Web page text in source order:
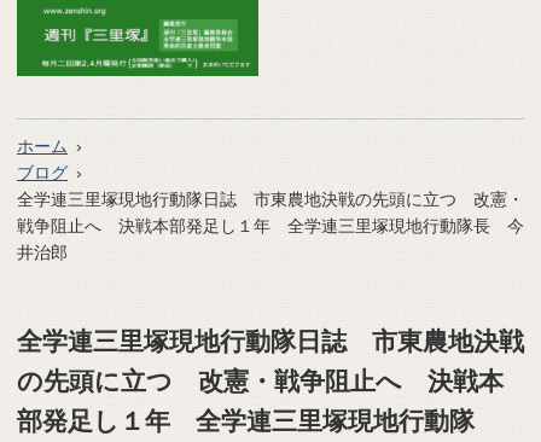
ホーム
ブログ
全学連三里塚現地行動隊日誌 市東農地決戦の先頭に立つ 改憲・
戦争阻止へ 決戦本部発足し１年 全学連三里塚現地行動隊長 今
井治郎
全学連三里塚現地行動隊日誌 市東農地決戦
の先頭に立つ 改憲・戦争阻止へ 決戦本
部発足し１年 全学連三里塚現地行動隊